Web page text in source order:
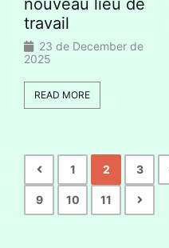
nouveau lieu de
travail
23 de December de
2025
READ MORE
1 2 3
9 10 11